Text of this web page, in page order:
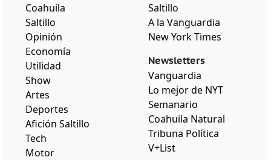
Coahuila
Saltillo
Opinión
Economía
Utilidad
Show
Artes
Deportes
Afición Saltillo
Tech
Motor
Saltillo
A la Vanguardia
New York Times
Newsletters
Vanguardia
Lo mejor de NYT
Semanario
Coahuila Natural
Tribuna Política
V+List